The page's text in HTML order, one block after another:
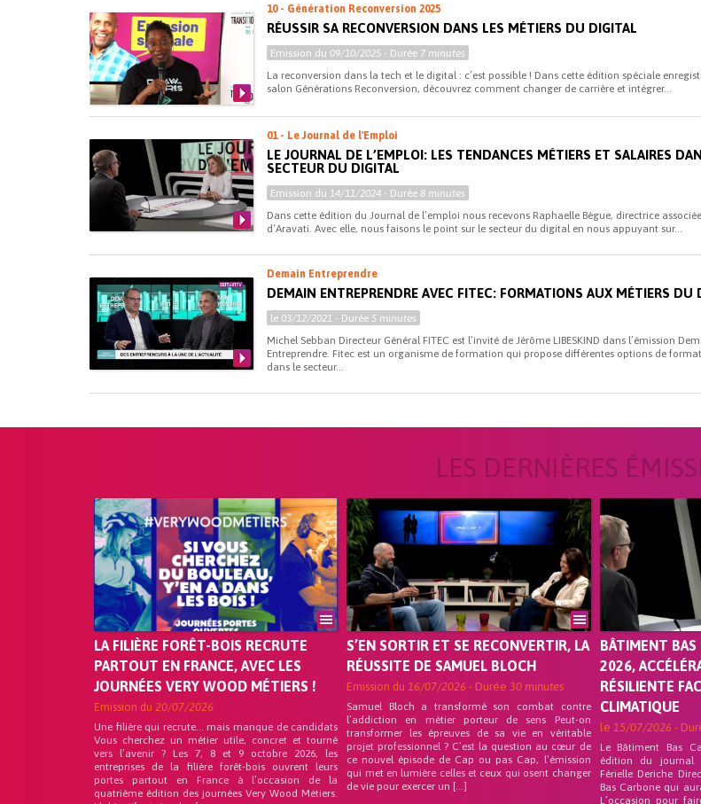
10 - Génération Reconversion 2025
RÉUSSIR SA RECONVERSION DANS LES MÉTIERS DU DIGITAL
Emission du 09/10/2025 - Durée 7 minutes
La reconversion dans la tech et le digital : c’est possible ! Dans cette édition spéciale
salon Générations Reconversion, découvrez comment changer de carrière et intégrer...
01 - Le Journal de l'Emploi
LE JOURNAL DE L’EMPLOI: LES TENDANCES MÉTIERS ET SALAIRES
SECTEUR DU DIGITAL
Emission du14/11/2024 - Durée 8 minutes
Dans cette édition du Journal de l’emploi nous recevons Raphaelle Bègue, directrice associée
d‘Aravati. Avec elle, nous faisons le point sur le secteur du digital en nous appuyant sur...
Demain Entreprendre
DEMAIN ENTREPRENDRE AVEC FITEC: FORMATIONS AUX MÉTIERS DU
le 03/12/2021 - Durée 5 minutes
Michel Sebban Directeur Général FITEC est l’invité de Jérôme LIBESKIND dans l’émission
Entreprendre. Fitec est un organisme de formation qui propose différentes options de
dans le secteur...
LES DERNIÈRES
LA FILIÈRE FORÊT-BOIS RECRUTE
PARTOUT EN FRANCE, AVEC LES
JOURNÉES VERY WOOD MÉTIERS !
Emission du 20/07/2026
Une filière qui recrute… mais manque de candidats
Vous cherchez un métier utile, concret et tourné
vers l’avenir ? Les 7, 8 et 9 octobre 2026, les
entreprises de la filière forêt-bois ouvrent leurs
portes partout en France à l’occasion de la
quatrième édition des journées Very Wood Métiers.
S’EN SORTIR ET SE RECONVERTIR, LA
RÉUSSITE DE SAMUEL BLOCH
Emission du16/07/2026 - Durée30 minutes
Samuel Bloch a transformé son combat contre
l’addiction en métier porteur de sens Peut-on
transformer les épreuves de sa vie en véritable
projet professionnel ? C’est la question au cœur de
ce nouvel épisode de Cap ou pas Cap, l’émission
qui met en lumière celles et ceux qui osent changer
de vie pour exercer un […]
BÂTIMENT BAS
2026,
RÉSILIENTE
CLIMATIQUE
le 15/07/2026 -
Le Bâtiment Bas
édition du journal
Férielle Deriche
Bas Carbone qui
L’occasion pour